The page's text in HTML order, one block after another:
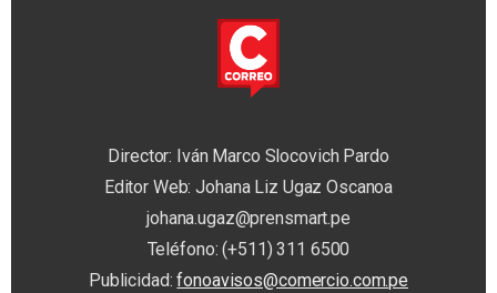
Director: Iván Marco Slocovich Pardo
Editor Web: Johana Liz Ugaz Oscanoa
johana.ugaz@prensmart.pe
Teléfono: (+511) 311 6500
Publicidad:fonoavisos@comercio.com.pe